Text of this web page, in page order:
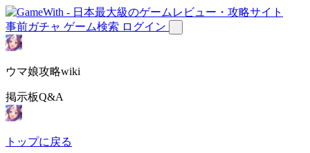
事前ガチャ ゲーム検索 ログイン
ウマ娘攻略wiki
掲示板Q&A
トップに戻る